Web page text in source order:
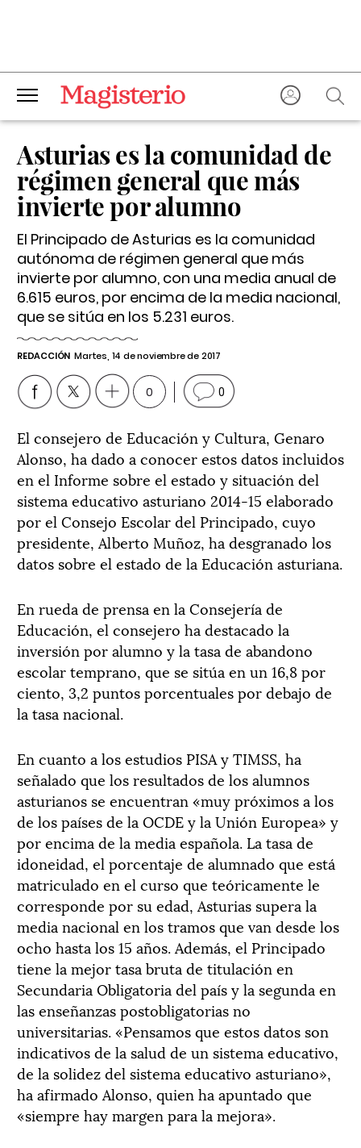
Asturias es la comunidad de
régimen general que más
invierte por alumno
El Principado de Asturias es la comunidad
autónoma de régimen general que más
invierte por alumno, con una media anual de
6.615 euros, por encima de la media nacional,
que se sitúa en los 5.231 euros.
REDACCIÓN Martes, 14 de noviembre de 2017
0 0
El consejero de Educación y Cultura, Genaro
Alonso, ha dado a conocer estos datos incluidos
en el Informe sobre el estado y situación del
sistema educativo asturiano 2014-15 elaborado
por el Consejo Escolar del Principado, cuyo
presidente, Alberto Muñoz, ha desgranado los
datos sobre el estado de la Educación asturiana.
En rueda de prensa en la Consejería de
Educación, el consejero ha destacado la
inversión por alumno y la tasa de abandono
escolar temprano, que se sitúa en un 16,8 por
ciento, 3,2 puntos porcentuales por debajo de
la tasa nacional.
En cuanto a los estudios PISA y TIMSS, ha
señalado que los resultados de los alumnos
asturianos se encuentran «muy próximos a los
de los países de la OCDE y la Unión Europea» y
por encima de la media española. La tasa de
idoneidad, el porcentaje de alumnado que está
matriculado en el curso que teóricamente le
corresponde por su edad, Asturias supera la
media nacional en los tramos que van desde los
ocho hasta los 15 años. Además, el Principado
tiene la mejor tasa bruta de titulación en
Secundaria Obligatoria del país y la segunda en
las enseñanzas postobligatorias no
universitarias. «Pensamos que estos datos son
indicativos de la salud de un sistema educativo,
de la solidez del sistema educativo asturiano»,
ha afirmado Alonso, quien ha apuntado que
«siempre hay margen para la mejora».